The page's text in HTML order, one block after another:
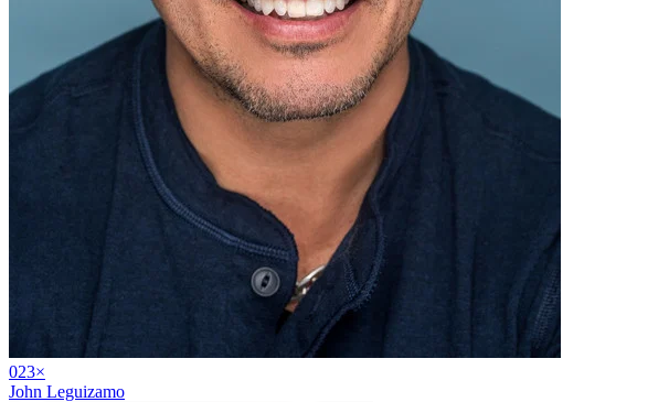
023×
John Leguizamo